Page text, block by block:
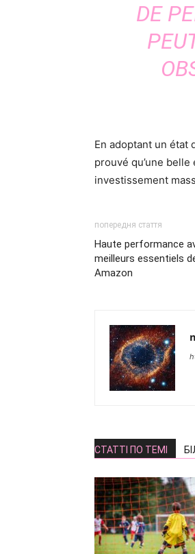
DE
En adoptant un état
prouvé qu’une
investissement
попередня стаття
Haute performance
meilleurs essentiels
Amazon
СТАТТІ ПО ТЕМІ